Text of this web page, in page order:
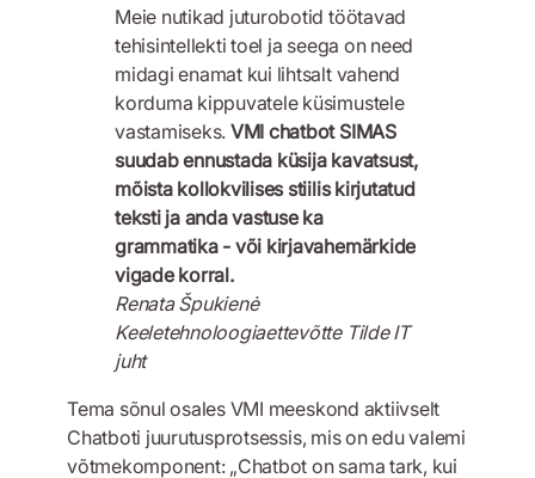
Meie nutikad juturobotid töötavad
tehisintellekti toel ja seega on need
midagi enamat kui lihtsalt vahend
korduma kippuvatele küsimustele
vastamiseks. VMI chatbot SIMAS
suudab ennustada küsija kavatsust,
mõista kollokvilises stiilis kirjutatud
teksti ja anda vastuse ka
grammatika - või kirjavahemärkide
vigade korral.
Renata Špukienė
Keeletehnoloogiaettevõtte Tilde IT
juht
Tema sõnul osales VMI meeskond aktiivselt
Chatboti juurutusprotsessis, mis on edu valemi
võtmekomponent: „Chatbot on sama tark, kui